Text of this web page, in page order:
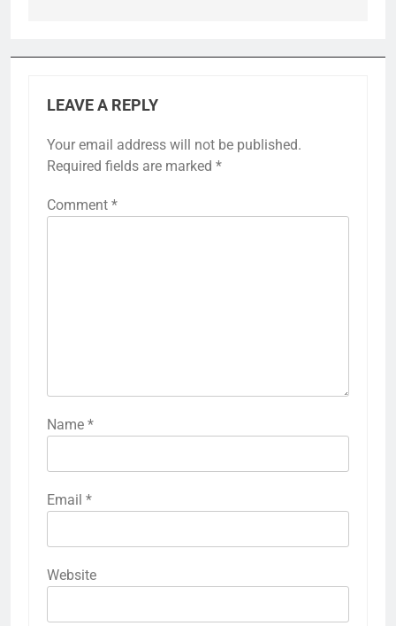
LEAVE A REPLY
Your email address will not be published.
Required fields are marked *
Comment *
Name *
Email *
Website